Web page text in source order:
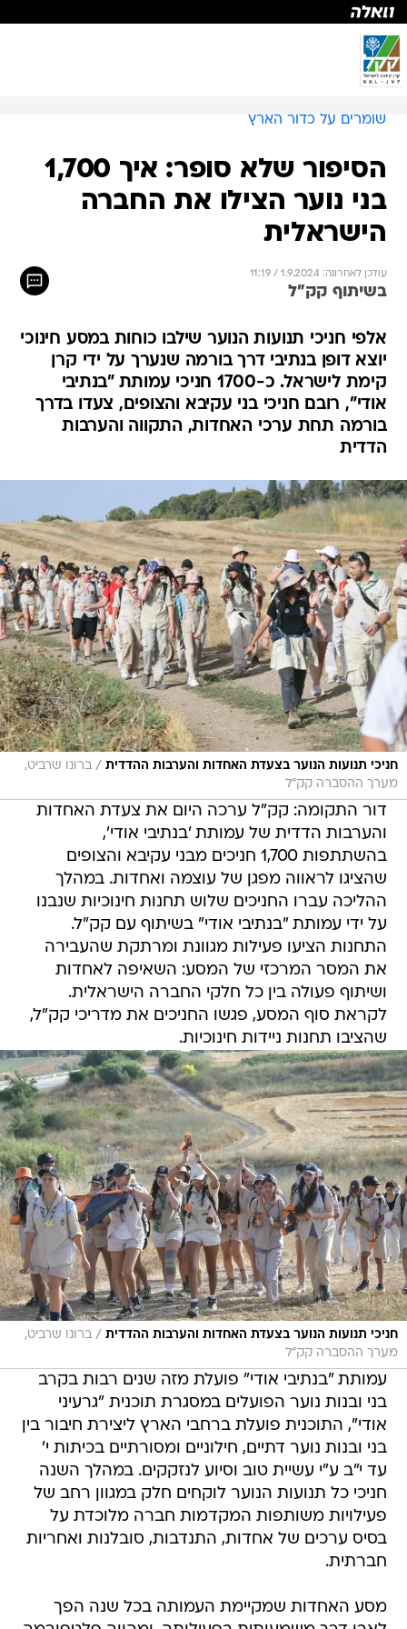
שומרים על כדור הארץ
הסיפור שלא סופר: איך 1,700
בני נוער הצילו את החברה
הישראלית
עודכן לאחרונה: 1.9.2024 / 11:19
בשיתוף קק"ל
אלפי חניכי תנועות הנוער שילבו כוחות במסע חינוכי
יוצא דופן בנתיבי דרך בורמה שנערך על ידי קרן
קימת לישראל. כ-1700 חניכי עמותת "בנתיבי
אודי", רובם חניכי בני עקיבא והצופים, צעדו בדרך
בורמה תחת ערכי האחדות, התקווה והערבות
הדדית
חניכי תנועות הנוער בצעדת האחדות והערבות ההדדית / ברונו שרביט,
מערך ההסברה קק״ל
דור התקומה: קק"ל ערכה היום את צעדת האחדות
והערבות הדדית של עמותת 'בנתיבי אודי',
בהשתתפות 1,700 חניכים מבני עקיבא והצופים
שהציגו לראווה מפגן של עוצמה ואחדות. במהלך
ההליכה עברו החניכים שלוש תחנות חינוכיות שנבנו
על ידי עמותת "בנתיבי אודי" בשיתוף עם קק"ל.
התחנות הציעו פעילות מגוונת ומרתקת שהעבירה
את המסר המרכזי של המסע: השאיפה לאחדות
ושיתוף פעולה בין כל חלקי החברה הישראלית.
לקראת סוף המסע, פגשו החניכים את מדריכי קק"ל,
שהציבו תחנות ניידות חינוכיות.
חניכי תנועות הנוער בצעדת האחדות והערבות ההדדית / ברונו שרביט,
מערך ההסברה קק״ל
עמותת "בנתיבי אודי" פועלת מזה שנים רבות בקרב
בני ובנות נוער הפועלים במסגרת תוכנית "גרעיני
אודי", התוכנית פועלת ברחבי הארץ ליצירת חיבור בין
בני ובנות נוער דתיים, חילוניים ומסורתיים בכיתות י'
עד י"ב ע"י עשיית טוב וסיוע לנזקקים. במהלך השנה
חניכי כל תנועות הנוער לוקחים חלק במגוון רחב של
פעילויות משותפות המקדמות חברה מלוכדת על
בסיס ערכים של אחדות, התנדבות, סובלנות ואחריות
חברתית.
מסע האחדות שמקיימת העמותה בכל שנה הפך